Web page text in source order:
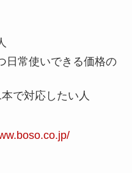
日常使いできる価格の
で対応したい人